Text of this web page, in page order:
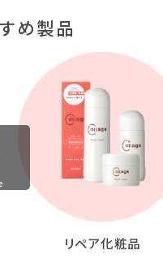
め製品
リペア化粧品